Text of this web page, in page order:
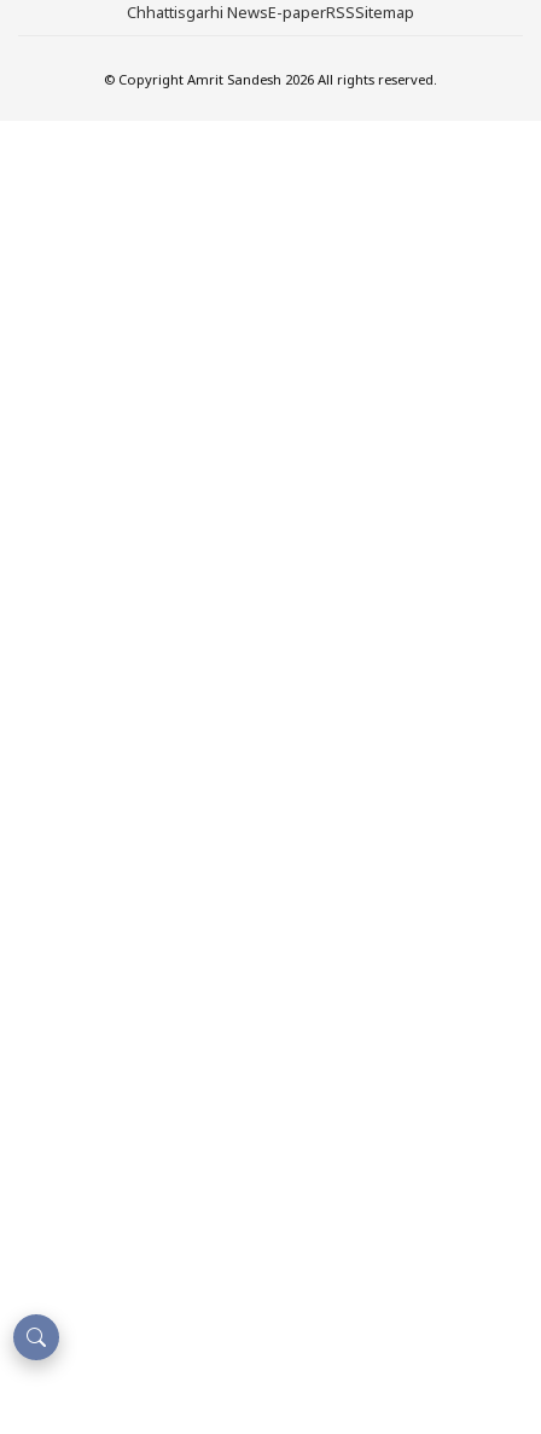
Chhattisgarhi NewsE-paperRSSSitemap
© Copyright Amrit Sandesh 2026 All rights reserved.